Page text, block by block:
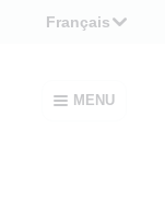
Français
MENU